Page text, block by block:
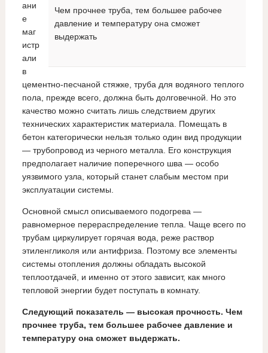
Чем прочнее труба, тем большее рабочее
давление и температуру она сможет
выдержать
ани
е
маг
истр
али
в
цементно-песчаной стяжке, труба для водяного теплого
пола, прежде всего, должна быть долговечной. Но это
качество можно считать лишь следствием других
технических характеристик материала. Помещать в
бетон категорически нельзя только один вид продукции
— трубопровод из черного металла. Его конструкция
предполагает наличие поперечного шва — особо
уязвимого узла, который станет слабым местом при
эксплуатации системы.
Основной смысл описываемого подогрева —
равномерное перераспределение тепла. Чаще всего по
трубам циркулирует горячая вода, реже раствор
этиленгликоля или антифриза. Поэтому все элементы
системы отопления должны обладать высокой
теплоотдачей, и именно от этого зависит, как много
тепловой энергии будет поступать в комнату.
Следующий показатель — высокая прочность. Чем
прочнее труба, тем большее рабочее давление и
температуру она сможет выдержать.